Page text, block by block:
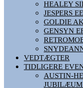
HEALEY
JESPERS
GOLDIE
GENSYN
VEDTÆGTER
TIDLIGERE
AUSTIN-
JUBILÆUM